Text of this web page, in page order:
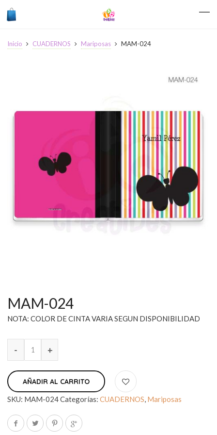
Inicio CUADERNOS Mariposas MAM-024
MAM-024
NOTA: COLOR DE CINTA VARIA SEGUN DISPONIBILIDAD
AÑADIR AL CARRITO
SKU: MAM-024Categorías: CUADERNOS, Mariposas